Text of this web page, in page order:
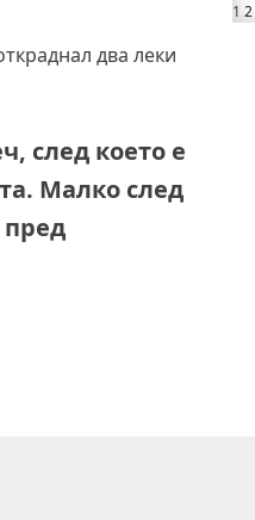
два леки
след което е
Малко след
1 2